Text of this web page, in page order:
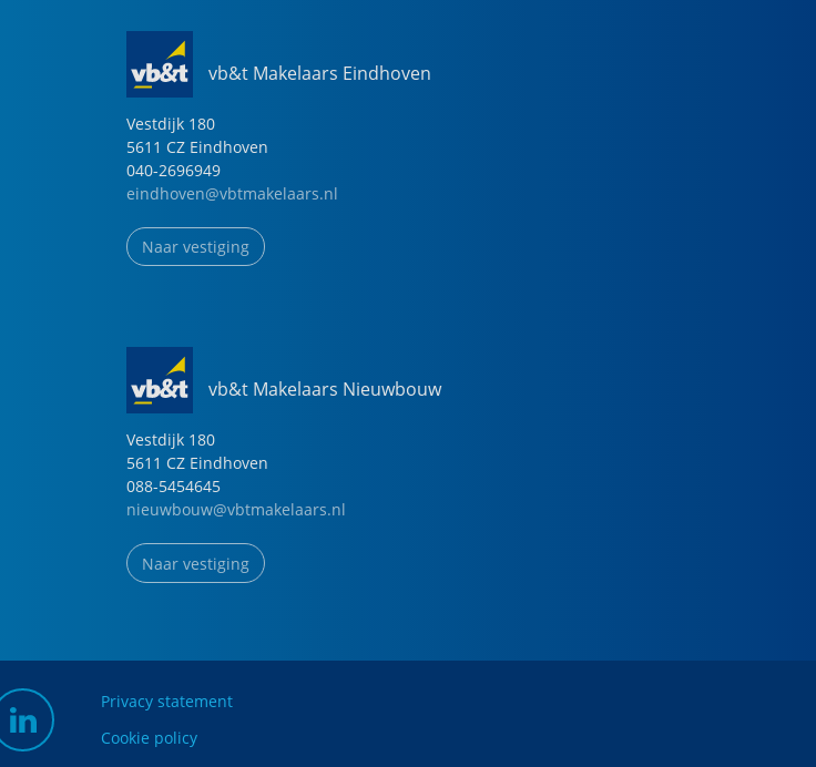
vb&t Makelaars Eindhoven
Vestdijk 180
5611 CZ Eindhoven
040-2696949
eindhoven@vbtmakelaars.nl
Naar vestiging
vb&t Makelaars Nieuwbouw
Vestdijk 180
5611 CZ Eindhoven
088-5454645
nieuwbouw@vbtmakelaars.nl
Naar vestiging
Privacy statement
Cookie policy